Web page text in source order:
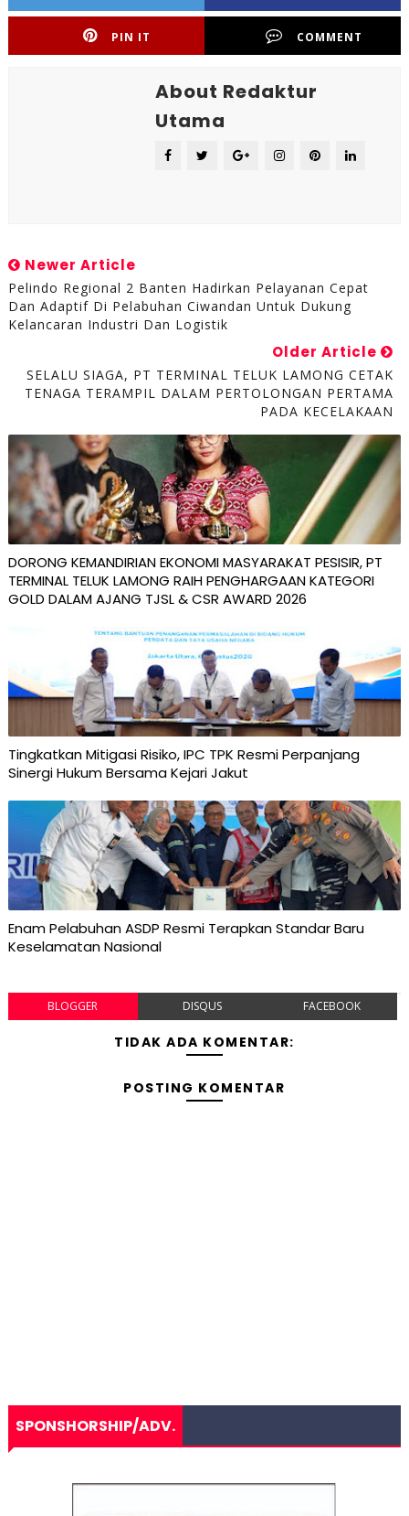
PIN IT COMMENT
About Redaktur
Utama
Newer Article
Pelindo Regional 2 Banten Hadirkan Pelayanan Cepat
Dan Adaptif Di Pelabuhan Ciwandan Untuk Dukung
Kelancaran Industri Dan Logistik
Older Article
SELALU SIAGA, PT TERMINAL TELUK LAMONG CETAK
TENAGA TERAMPIL DALAM PERTOLONGAN PERTAMA
PADA KECELAKAAN
DORONG KEMANDIRIAN EKONOMI MASYARAKAT PESISIR, PT
TERMINAL TELUK LAMONG RAIH PENGHARGAAN KATEGORI
GOLD DALAM AJANG TJSL & CSR AWARD 2026
Tingkatkan Mitigasi Risiko, IPC TPK Resmi Perpanjang
Sinergi Hukum Bersama Kejari Jakut
Enam Pelabuhan ASDP Resmi Terapkan Standar Baru
Keselamatan Nasional
BLOGGER DISQUS FACEBOOK
TIDAK ADA KOMENTAR:
POSTING KOMENTAR
SPONSHORSHIP/ADV.